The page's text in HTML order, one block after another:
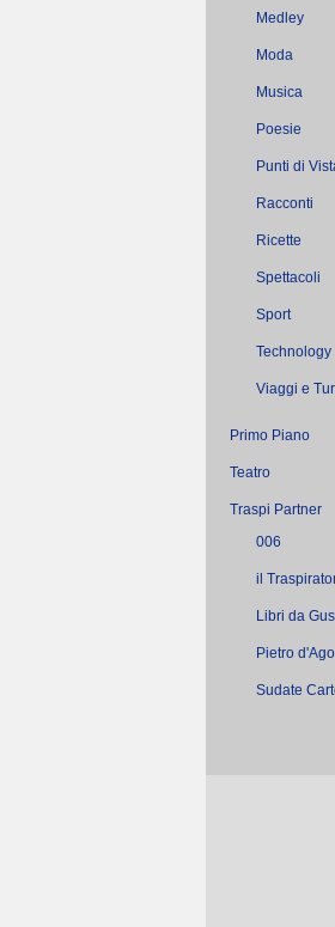
Medley
Moda
Musica
Poesie
Punti di
Racconti
Ricette
Spettacoli
Sport
Technology
Viaggi e
Primo Piano
Teatro
Traspi Partner
006
il
Libri da
Pietro
Sudate